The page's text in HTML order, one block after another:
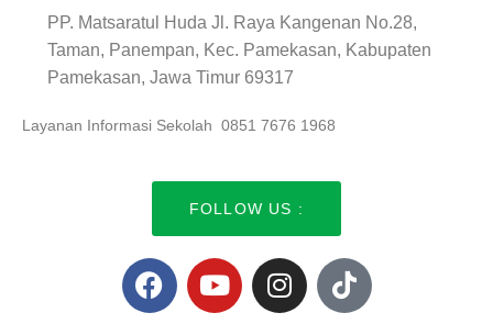
PP. Matsaratul Huda Jl. Raya Kangenan No.28,
Taman, Panempan, Kec. Pamekasan, Kabupaten
Pamekasan, Jawa Timur 69317
Layanan Informasi Sekolah 0851 7676 1968
FOLLOW US :